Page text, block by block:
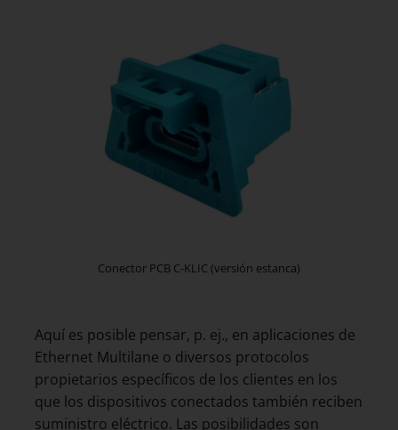
Conector PCB C-KLIC (versión estanca)
Aquí es posible pensar, p. ej., en aplicaciones de
Ethernet Multilane o diversos protocolos
propietarios específicos de los clientes en los
que los dispositivos conectados también reciben
suministro eléctrico. Las posibilidades son